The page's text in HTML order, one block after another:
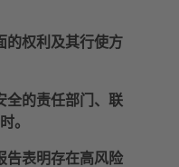
的权利及其行使方
全的责任部门、联
。
告表明存在高风险